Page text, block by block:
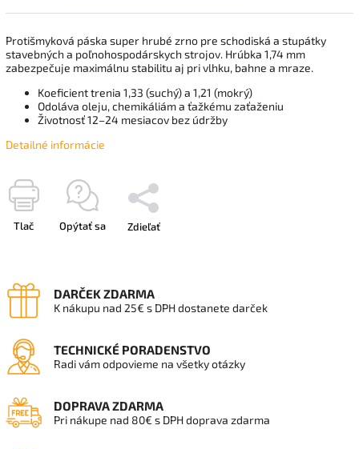
Protišmyková páska super hrubé zrno pre schodiská a stupátky
stavebných a poľnohospodárskych strojov. Hrúbka 1,74 mm
zabezpečuje maximálnu stabilitu aj pri vlhku, bahne a mraze.
Koeficient trenia 1,33 (suchý) a 1,21 (mokrý)
Odoláva oleju, chemikáliám a ťažkému zaťaženiu
Životnosť 12–24 mesiacov bez údržby
Detailné informácie
Tlač Opýtať sa Zdieľať
DARČEK ZDARMA
K nákupu nad 25€ s DPH dostanete darček
TECHNICKÉ PORADENSTVO
Radi vám odpovieme na všetky otázky
DOPRAVA ZDARMA
Pri nákupe nad 80€ s DPH doprava zdarma